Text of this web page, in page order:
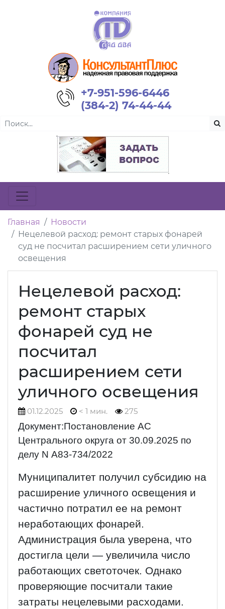
+7-951-596-6446
(384-2) 74-44-44
Главная
Новости
Нецелевой расход: ремонт старых фонарей
суд не посчитал расширением сети уличного
освещения
Нецелевой расход:
ремонт старых
фонарей суд не
посчитал
расширением сети
уличного освещения
01.12.2025 < 1 мин. 275
Документ:Постановление АС
Центрального округа от 30.09.2025 по
делу N А83-734/2022
Муниципалитет получил субсидию на
расширение уличного освещения и
частично потратил ее на ремонт
неработающих фонарей.
Администрация была уверена, что
достигла цели — увеличила число
работающих светоточек. Однако
проверяющие посчитали такие
затраты нецелевыми расходами.